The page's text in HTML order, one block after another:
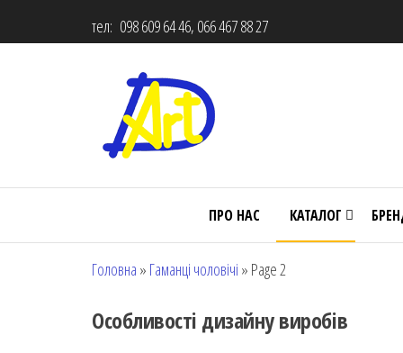
тел: 098 609 64 46, 066 467 88 27
ПРО НАС КАТАЛОГ
Головна » Гаманці чоловічі » Page 2
Особливості дизайну виробів